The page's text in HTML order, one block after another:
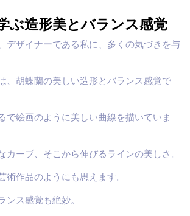
ぶ造形美とバランス感覚
デザイナーである私に、多くの気づきを与
、胡蝶蘭の美しい造形とバランス感覚で
で絵画のように美しい曲線を描いていま
カーブ、そこから伸びるラインの美しさ。
術作品のようにも思えます。
ンス感覚も絶妙。